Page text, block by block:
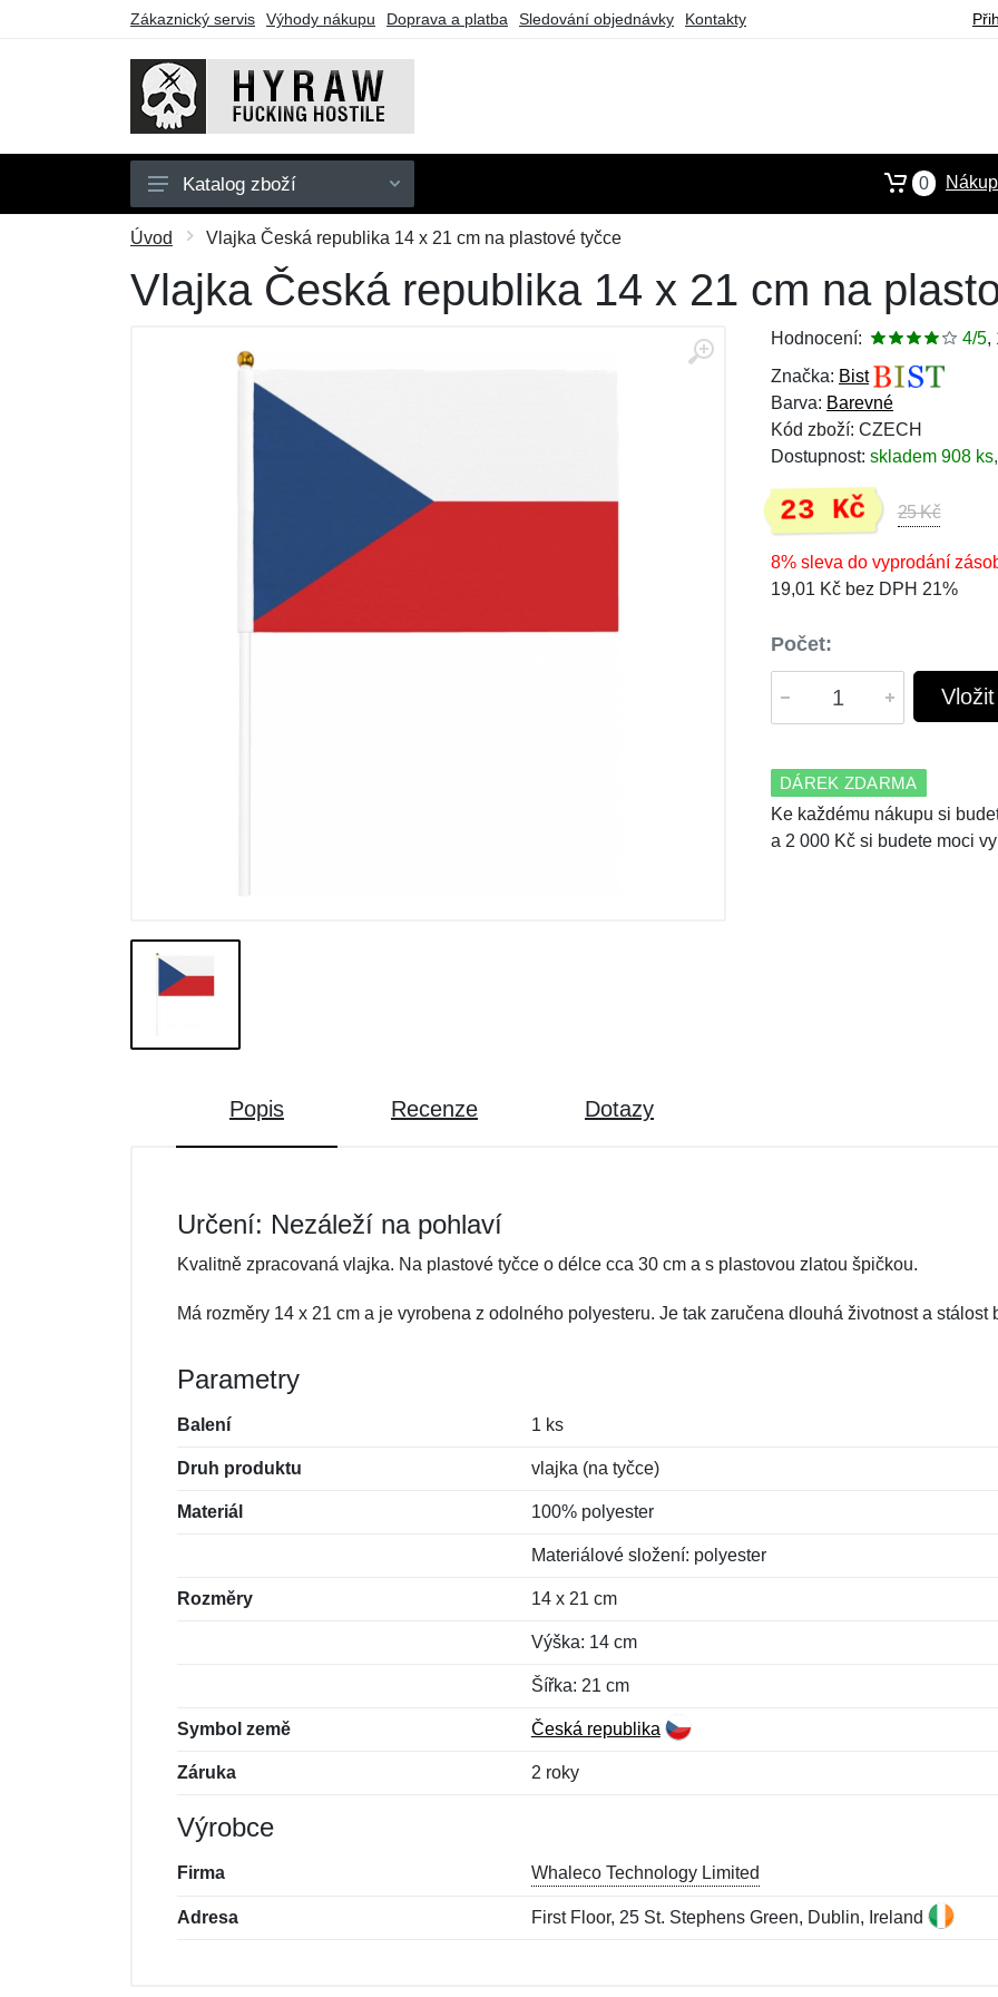
Zákaznický servis Výhody nákupu Doprava a platba Sledování objednávky Kontakty
Pánské
Dámské
Doplňky
Dárkové poukazy
Katalog zboží 0
Úvod Vlajka Česká republika 14 x 21 cm na plastové tyčce
Vlajka Česká republika 14 x 21 cm na
Hodnocení: 4/5,
Značka: Bist
Barva: Barevné
Kód zboží: CZECH
Dostupnost: skladem 908 ks,
23 Kč 25 Kč
8% sleva do vyprodání
19,01 Kč bez DPH 21%
Počet:
DÁREK ZDARMA
Ke každému nákupu si
a 2 000 Kč si budete moci
Popis Recenze Dotazy
Určení: Nezáleží na pohlaví
Kvalitně zpracovaná vlajka. Na plastové tyčce o délce cca 30 cm a s plastovou zlatou špičkou.
Má rozměry 14 x 21 cm a je vyrobena z odolného polyesteru. Je tak zaručena dlouhá životnost a stálost
Parametry
Balení 1 ks
Druh produktu vlajka (na tyčce)
Materiál 100% polyester
Materiálové složení: polyester
Rozměry 14 x 21 cm
Výška: 14 cm
Šířka: 21 cm
Symbol země Česká republika
Záruka 2 roky
Výrobce
Firma Whaleco Technology Limited
Adresa First Floor, 25 St. Stephens Green, Dublin, Ireland